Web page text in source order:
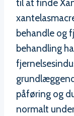
til at finde
behandle og
behandling
påføring og
normalt